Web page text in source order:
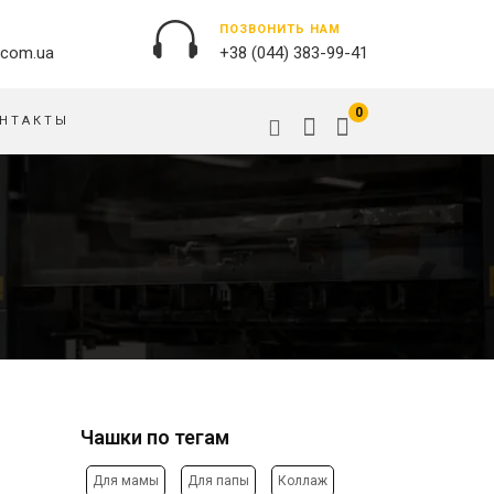
ПОЗВОНИТЬ НАМ
+38 (044) 383-99-41
ПОДУШКИ
ПОСТЕРЫ, ПЛАКАТЫ,
0
Чашки по тегам
Для мамы Для папы Коллаж